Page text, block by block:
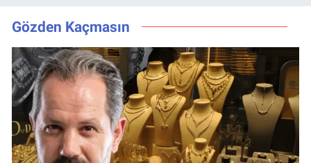
kutusundan
servet çıktı
Gözden Kaçmasın